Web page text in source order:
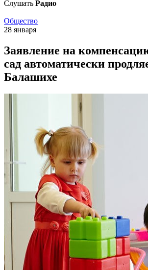
Слушать Радио
Общество
28 января
Заявление на
сад автоматически
Балашихе